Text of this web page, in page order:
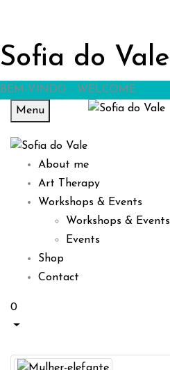
Sofia do Vale
BEM-VINDO - WELCOME
Menu
About me
Art Therapy
Workshops & Events
Workshops & Events
Events
Shop
Contact
0